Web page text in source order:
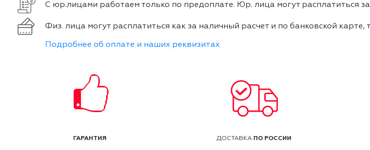
С юр.лицами работаем только по предоплате. Юр. лица могут расплатиться
Физ. лица могут расплатиться как за наличный расчет и по банковской карте,
Подробнее об оплате и наших реквизитах
ГАРАНТИЯ ДОСТАВКА ПО РОССИИ